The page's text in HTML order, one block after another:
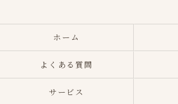
ホーム
よくある質問
サービス